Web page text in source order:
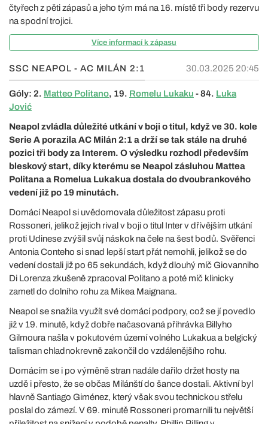
čtyřech z pěti zápasů a jeho tým má na 16. místě tři body rezervu
na spodní trojici.
Více informací k zápasu
SSC NEAPOL - AC MILÁN 2:1 30.03.2025 20:45
Góly: 2. Matteo Politano, 19. Romelu Lukaku - 84. Luka
Jović
Neapol zvládla důležité utkání v boji o titul, když ve 30. kole
Serie A porazila AC Milán 2:1 a drží se tak stále na druhé
pozici tři body za Interem. O výsledku rozhodl především
bleskový start, díky kterému se Neapol zásluhou Mattea
Politana a Romelua Lukakua dostala do dvoubrankového
vedení již po 19 minutách.
Domácí Neapol si uvědomovala důležitost zápasu proti
Rossoneri, jelikož jejich rival v boji o titul Inter v dřívějším utkání
proti Udinese zvýšil svůj náskok na čele na šest bodů. Svěřenci
Antonia Conteho si snad lepší start přát nemohli, jelikož se do
vedení dostali již po 65 sekundách, když dlouhý míč Giovanniho
Di Lorenza zkušeně zpracoval Politano a poté míč klinicky
zametl do dolního rohu za Mikea Maignana.
Neapol se snažila využít své domácí podpory, což se jí povedlo
již v 19. minutě, když dobře načasovaná přihrávka Billyho
Gilmoura našla v pokutovém území volného Lukakua a belgický
talisman chladnokrevně zakončil do vzdálenějšího rohu.
Domácím se i po výměně stran nadále dařilo držet hosty na
uzdě i přesto, že se občas Milánští do šance dostali. Aktivní byl
hlavně Santiago Giménez, který však svou technickou střelu
poslal do zámezí. V 69. minutě Rossoneri promarnili tu největší